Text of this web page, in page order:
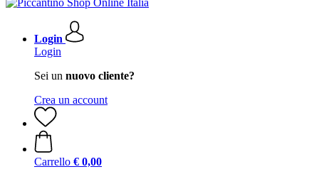
Login
Login
Sei un nuovo cliente?
Crea un account
Carrello € 0,00